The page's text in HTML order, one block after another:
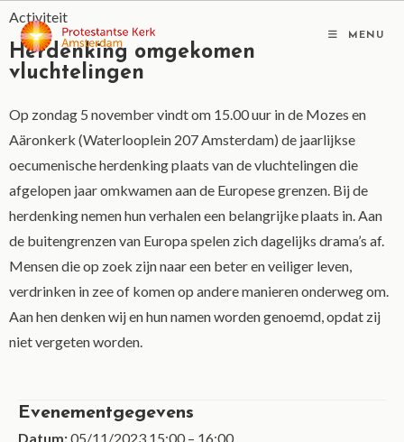
MENU
Activiteit
Herdenking omgekomen
vluchtelingen
Op zondag 5 november vindt om 15.00 uur in de Mozes en
Aäronkerk (Waterlooplein 207 Amsterdam) de jaarlijkse
oecumenische herdenking plaats van de vluchtelingen die
afgelopen jaar omkwamen aan de Europese grenzen. Bij de
herdenking nemen hun verhalen een belangrijke plaats in. Aan
de buitengrenzen van Europa spelen zich dagelijks drama’s af.
Mensen die op zoek zijn naar een beter en veiliger leven,
verdrinken in zee of komen op andere manieren onderweg om.
Aan hen denken wij en hun namen worden genoemd, opdat zij
niet vergeten worden.
Evenementgegevens
Datum:05/11/2023 15:00– 16:00